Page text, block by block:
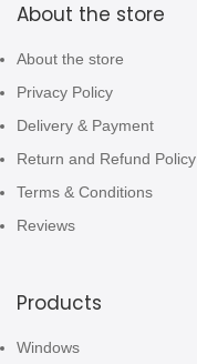
About the store
About the store
Privacy Policy
Delivery & Payment
Return and Refund Policy
Terms & Conditions
Reviews
Products
Windows